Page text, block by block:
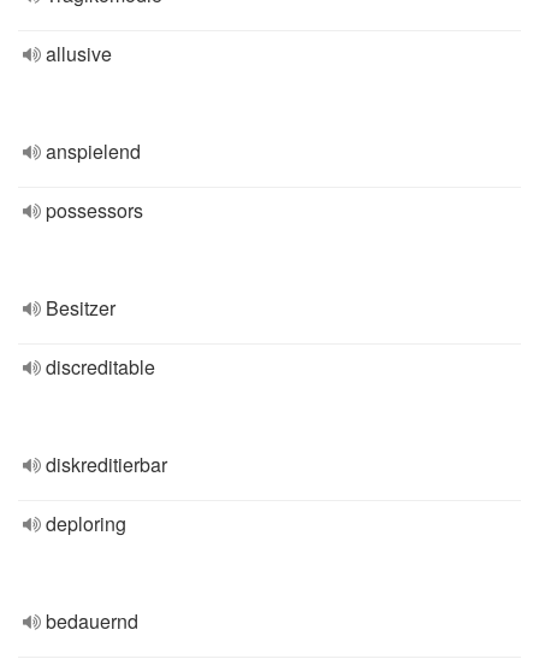
allusive
anspielend
possessors
Besitzer
discreditable
diskreditierbar
deploring
bedauernd